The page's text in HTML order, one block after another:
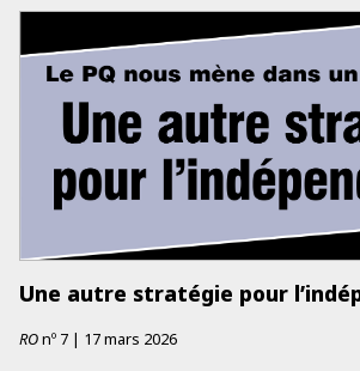
Une autre stratégie pour
ROnº 7 | 17 mars 2026